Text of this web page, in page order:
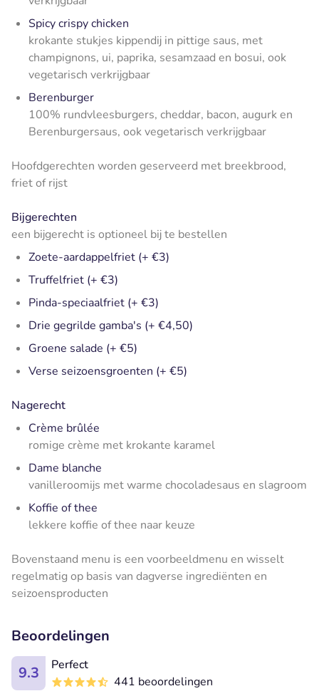
Spicy crispy chicken
krokante stukjes kippendij in pittige saus, met
champignons, ui, paprika, sesamzaad en bosui, ook
vegetarisch verkrijgbaar
Berenburger
100% rundvleesburgers, cheddar, bacon, augurk en
Berenburgersaus, ook vegetarisch verkrijgbaar
Hoofdgerechten worden geserveerd met breekbrood,
friet of rijst
Bijgerechten
een bijgerecht is optioneel bij te bestellen
Zoete-aardappelfriet (+ €3)
Truffelfriet (+ €3)
Pinda-speciaalfriet (+ €3)
Drie gegrilde gamba's (+ €4,50)
Groene salade (+ €5)
Verse seizoensgroenten (+ €5)
Nagerecht
Crème brûlée
romige crème met krokante karamel
Dame blanche
vanilleroomijs met warme chocoladesaus en slagroom
Koffie of thee
lekkere koffie of thee naar keuze
Bovenstaand menu is een voorbeeldmenu en wisselt
regelmatig op basis van dagverse ingrediënten en
seizoensproducten
Beoordelingen
9.3
Perfect
441 beoordelingen